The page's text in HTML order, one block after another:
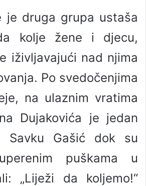
je druga grupa ustaša
kolje žene i djecu,
iživljavajući nad njima
Po svedočenjima
na ulaznim vratima
Dujakovića je jedan
Savku Gašić dok su
puškama u
„Liježi da koljemo!“